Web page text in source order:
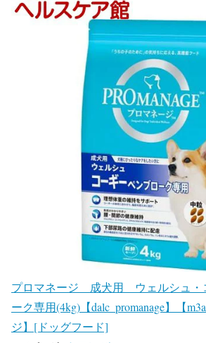
プロマネージ 成犬用 ウェルシュ・
ーク専用(4kg)【dalc_promanage】【
ジ】[ドッグフード]